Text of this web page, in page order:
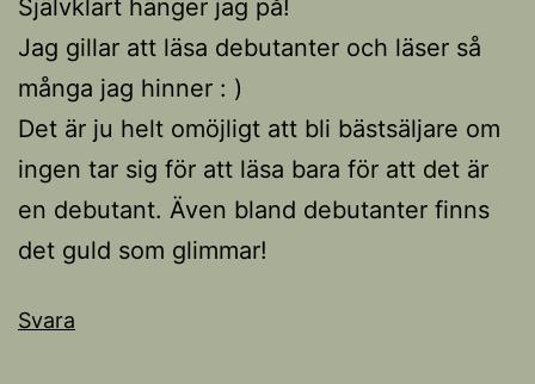
Självklart hänger jag på!
Jag gillar att läsa debutanter och läser så
många jag hinner : )
Det är ju helt omöjligt att bli bästsäljare om
ingen tar sig för att läsa bara för att det är
en debutant. Även bland debutanter finns
det guld som glimmar!
Svara